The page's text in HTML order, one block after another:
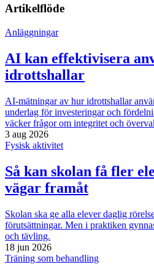
Artikelflöde
Anläggningar
AI kan effektivisera
idrottshallar
AI-mätningar av hur idrottshallar
underlag för investeringar och
väcker frågor om integritet och
3 aug 2026
Fysisk aktivitet
Så kan skolan få fler
vägar framåt
Skolan ska ge alla elever daglig
förutsättningar. Men i praktiken
och tävling.
18 jun 2026
Träning som behandling